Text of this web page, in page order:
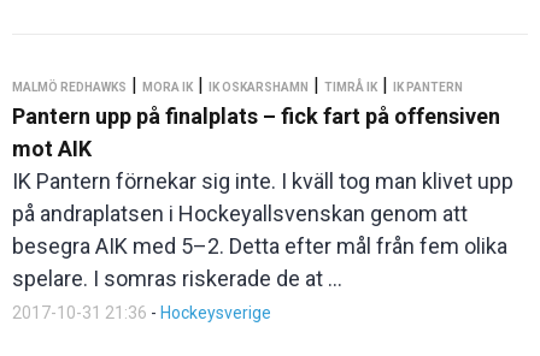
MALMÖ REDHAWKS | MORA IK | IK OSKARSHAMN | TIMRÅ IK | IK PANTERN
Pantern upp på finalplats – fick fart på offensiven
mot AIK
IK Pantern förnekar sig inte. I kväll tog man klivet upp
på andraplatsen i Hockeyallsvenskan genom att
besegra AIK med 5–2. Detta efter mål från fem olika
spelare. I somras riskerade de at ...
2017-10-31 21:36 - Hockeysverige